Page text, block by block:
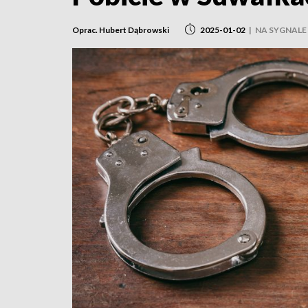
Oprac. Hubert Dąbrowski 2025-01-02 | NA SYGNALE